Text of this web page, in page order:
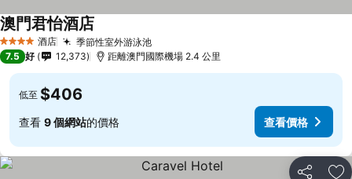
4 星級 酒店 季節性室外游泳池
澳門君怡酒店
7.5 好 12,373 距離澳門國際機場 2.4 公里
低至 $406
查看 9 個網站的價格 查看價格